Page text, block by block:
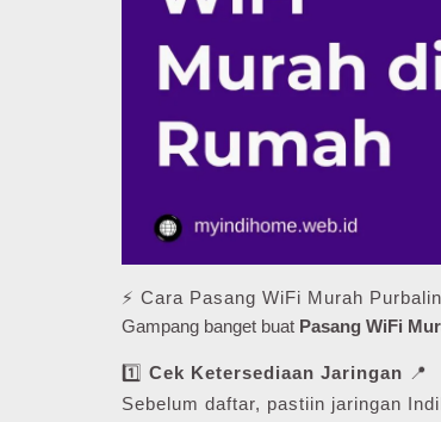
⚡ Cara Pasang WiFi Murah
Gampang banget buat Pasang WiFi
1️⃣ Cek Ketersediaan Jaringan 📍
Sebelum daftar, pastiin jaringan